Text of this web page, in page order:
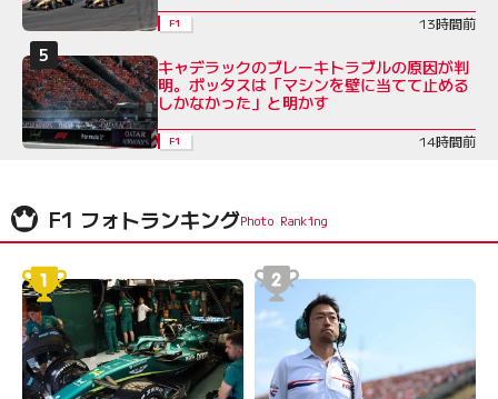
F1 13時間前
キャデラックのブレーキトラブルの原因が判
明。ボッタスは「マシンを壁に当てて止める
しかなかった」と明かす
F1 14時間前
F1 フォトランキング